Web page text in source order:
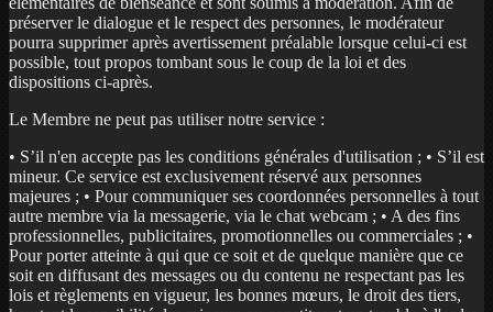
préserver le dialogue et le respect des personnes, le modérateur
pourra supprimer après avertissement préalable lorsque celui-ci est
possible, tout propos tombant sous le coup de la loi et des
dispositions ci-après.
Le Membre ne peut pas utiliser notre service :
• S’il n'en accepte pas les conditions générales d'utilisation ; • S’il est
mineur. Ce service est exclusivement réservé aux personnes
majeures ; • Pour communiquer ses coordonnées personnelles à tout
autre membre via la messagerie, via le chat webcam ; • A des fins
professionnelles, publicitaires, promotionnelles ou commerciales ; •
Pour porter atteinte à qui que ce soit et de quelque manière que ce
soit en diffusant des messages ou du contenu ne respectant pas les
lois et règlements en vigueur, les bonnes mœurs, le droit des tiers,